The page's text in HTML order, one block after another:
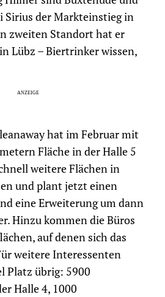
Sirius der Markteinstieg in
zweiten Standort hat er
Lübz – Biertrinker wissen,
hat im Februar mit
Fläche in der Halle 5
weitere Flächen in
und plant jetzt einen
eine Erweiterung um dann
Hinzu kommen die Büros
auf denen sich das
weitere Interessenten
Platz übrig: 5900
Halle 4, 1000